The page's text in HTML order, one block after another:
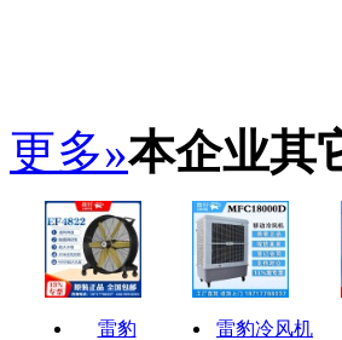
更多»本企业其
雷豹
雷豹冷风机